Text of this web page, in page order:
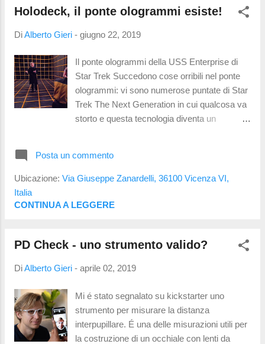
nessuna regolazione corretta della distanza
posizione Centratura Google Cardboard.
Nintendo Labo Tutti i dispositivi di realtá
virtuale proiettano delle immagini
leggermente differenti per ogni occhio: in
questo modo si puó trasmettere la
percezione di profonditá; é lo stesso concetto
pellicole in 3D. Tali immagini devono e...
Holodeck, il ponte ologrammi esiste!
DiAlberto Gieri - giugno 22, 2019
Il ponte ologrammi della USS Enterprise di
Star Trek Succedono cose orribili nel ponte
ologrammi: vi sono numerose puntate di Star
Trek The Next Generation in cui qualcosa va
storto e questa tecnologia diventa un
vita senzienti e ribelli ma permetterá alle
nuove generazioni di usufruire di strumenti
la realtá virtuale sfruttata da Big Rock e H-
vengono immersi in ambienti tridimensionali
esperimenti e interagire in un modo mai
Rispetto ad un libro un sistema audiovisivo,
se ben usato, ha molta piú forza e si
memorizza piú facilmente. Perché ne parlo in
Posta un commento
Ubicazione: Via Giuseppe Zanardelli, 36100 Vicenza VI,
Italia
CONTINUA A LEGGERE
PD Check - uno strumento valido?
DiAlberto Gieri - aprile 02, 2019
Mi é stato segnalato su kickstarter uno
strumento per misurare la distanza
interpupillare. É una delle misurazioni utili per
la costruzione di un occhiale con lenti da